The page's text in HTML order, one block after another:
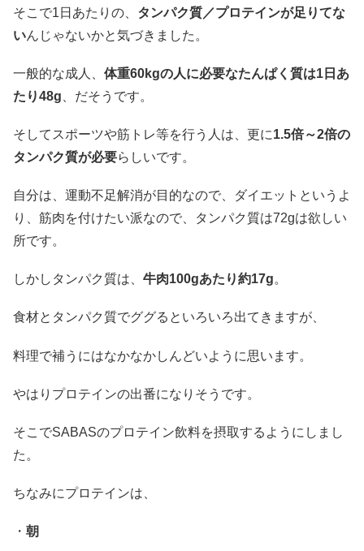
そこで1日あたりの、 タンパク質／プロテインが足りてな
いんじゃないかと気づきました。
一般的な成人、 体重60kgの人に必要なたんぱく質は1日あ
たり48g 、だそうです。
そしてスポーツや筋トレ等を行う人は、更に1.5倍～2倍の
タンパク質が必要らしいです。
自分は、運動不足解消が目的なので、ダイエットというよ
り、筋肉を付けたい派なので、タンパク質は72gは欲しい
所です。
しかしタンパク質は、 牛肉100gあたり約17g。
食材とタンパク質でググるといろいろ出てきますが、
料理で補うにはなかなかしんどいように思います。
やはりプロテインの出番になりそうです。
そこでSABASのプロテイン飲料を摂取するようにしまし
た。
ちなみにプロテインは、
・ 朝